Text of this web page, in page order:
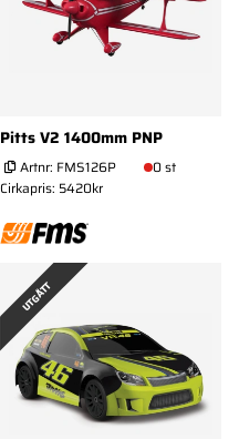
Pitts V2 1400mm PNP
Artnr: FMS126P
0 st
Cirkapris: 5420kr
UTGÅTT